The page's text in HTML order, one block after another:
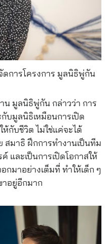
การโครงการ มูลนิธิพู่กัน
มูลนิธิพู่กัน กล่าวว่า การ
บมูลนิธิเหมือนการเปิด
กับชีวิต ไม่ใช่แค่จะได้
มาธิ ฝึกการทำงานเป็นทีม
และเป็นการเปิดโอกาสให้
กมาอย่างเต็มที่ ทำให้เด็ก ๆ
าอยู่อีกมาก